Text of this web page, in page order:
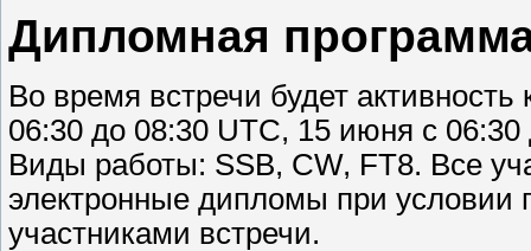
Дипломная
Во время встречи будет
06:30 до 08:30 UTC, 15 июня с
Виды работы: SSB, CW, FT8. Все
электронные дипломы при условии
участниками встречи.